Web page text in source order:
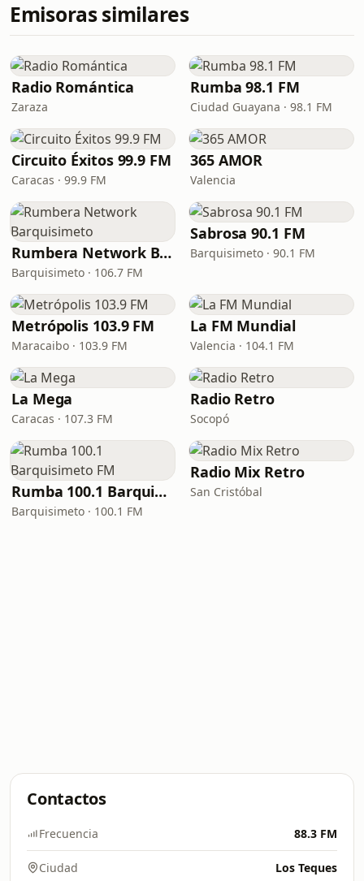
Emisoras similares
Radio Romántica
Zaraza
Rumba 98.1 FM
Ciudad Guayana · 98.1 FM
Circuito Éxitos 99.9 FM
Caracas · 99.9 FM
365 AMOR
Valencia
Rumbera Network Barquisimeto
Barquisimeto · 106.7 FM
Sabrosa 90.1 FM
Barquisimeto · 90.1 FM
Metrópolis 103.9 FM
Maracaibo · 103.9 FM
La FM Mundial
Valencia · 104.1 FM
La Mega
Caracas · 107.3 FM
Radio Retro
Socopó
Rumba 100.1 Barquisimeto FM
Barquisimeto · 100.1 FM
Radio Mix Retro
San Cristóbal
Contactos
Frecuencia 88.3 FM
Ciudad Los Teques